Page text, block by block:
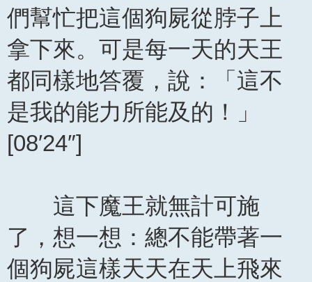
們幫忙把這個狗屍從脖子上
拿下來。可是每一天的天王
都同樣地答覆，說：「這不
是我的能力所能及的！」
[08′24″]
這下魔王就無計可施
了，想一想：總不能帶著一
個狗屍這樣天天在天上飛來